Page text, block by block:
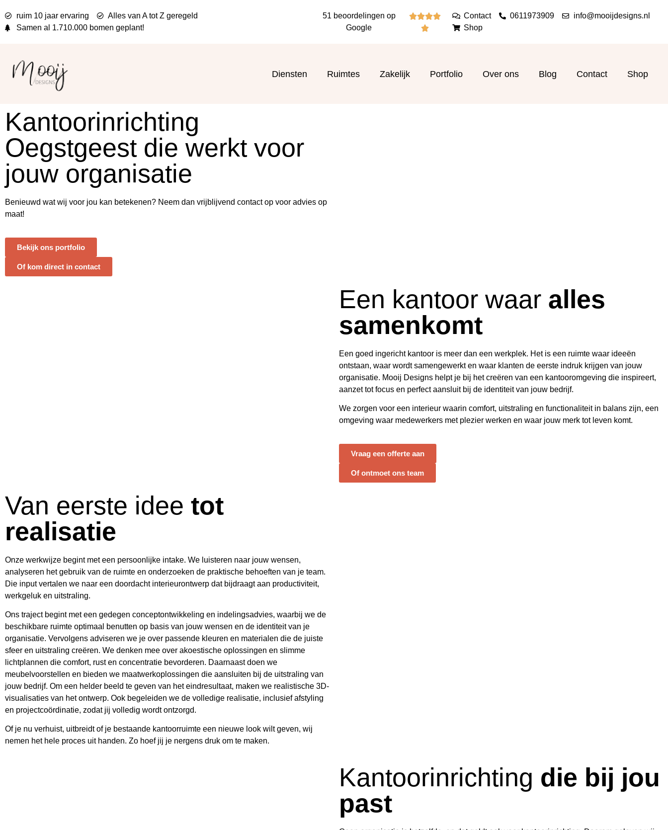
ruim 10 jaar ervaring
Alles van A tot Z geregeld
Samen al 1.710.000 bomen geplant!
51 beoordelingen op
Google


Contact 0611973909
info@mooijdesigns.nl
Shop
Diensten Ruimtes Zakelijk Portfolio Over ons Blog Contact Shop
Kantoorinrichting
Oegstgeest die werkt voor
jouw organisatie
Benieuwd wat wij voor jou kan betekenen? Neem dan vrijblijvend contact op voor advies op
maat!
Bekijk ons portfolio
Of kom direct in contact
Een kantoor waar alles
samenkomt
Een goed ingericht kantoor is meer dan een werkplek. Het is een ruimte waar ideeën
ontstaan, waar wordt samengewerkt en waar klanten de eerste indruk krijgen van jouw
organisatie. Mooij Designs helpt je bij het creëren van een kantooromgeving die inspireert,
aanzet tot focus en perfect aansluit bij de identiteit van jouw bedrijf.
We zorgen voor een interieur waarin comfort, uitstraling en functionaliteit in balans zijn, een
omgeving waar medewerkers met plezier werken en waar jouw merk tot leven komt.
Vraag een offerte aan
Of ontmoet ons team
Van eerste idee tot
realisatie
Onze werkwijze begint met een persoonlijke intake. We luisteren naar jouw wensen,
analyseren het gebruik van de ruimte en onderzoeken de praktische behoeften van je team.
Die input vertalen we naar een doordacht interieurontwerp dat bijdraagt aan productiviteit,
werkgeluk en uitstraling.
Ons traject begint met een gedegen conceptontwikkeling en indelingsadvies, waarbij we de
beschikbare ruimte optimaal benutten op basis van jouw wensen en de identiteit van je
organisatie. Vervolgens adviseren we je over passende kleuren en materialen die de juiste
sfeer en uitstraling creëren. We denken mee over akoestische oplossingen en slimme
lichtplannen die comfort, rust en concentratie bevorderen. Daarnaast doen we
meubelvoorstellen en bieden we maatwerkoplossingen die aansluiten bij de uitstraling van
jouw bedrijf. Om een helder beeld te geven van het eindresultaat, maken we realistische 3D-
visualisaties van het ontwerp. Ook begeleiden we de volledige realisatie, inclusief afstyling
en projectcoördinatie, zodat jij volledig wordt ontzorgd.
Of je nu verhuist, uitbreidt of je bestaande kantoorruimte een nieuwe look wilt geven, wij
nemen het hele proces uit handen. Zo hoef jij je nergens druk om te maken.
Kantoorinrichting die bij jou
past